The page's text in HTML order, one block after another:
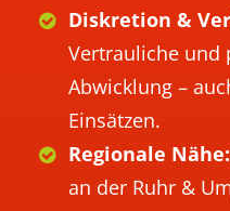
Diskretion &
Vertrauliche und
Abwicklung –
Einsätzen.
Regionale Nähe:
an der Ruhr &